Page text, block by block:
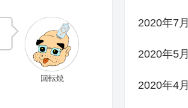
回転焼
2020年7月
2020年5月
2020年4月